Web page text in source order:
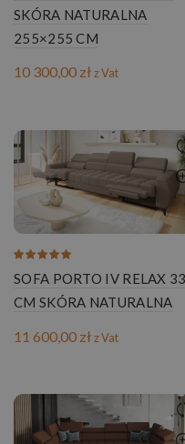
SKÓRA NATURALNA
255×255 CM
10 300,00 złz Vat
SOFA PORTO IV RELAX
CM SKÓRA NATURALNA
11 600,00 złz Vat